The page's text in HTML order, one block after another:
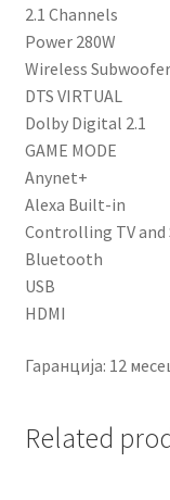
2.1 Channels
Power 280W
Wireless Subwoofer
DTS VIRTUAL
Dolby Digital 2.1
GAME MODE
Anynet+
Alexa Built-in
Controlling TV
Bluetooth
USB
HDMI
Гаранција: 12
Related